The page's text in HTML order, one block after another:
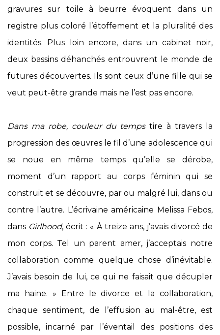
gravures sur toile à beurre évoquent dans un
registre plus coloré l’étoffement et la pluralité des
identités. Plus loin encore, dans un cabinet noir,
deux bassins déhanchés entrouvrent le monde de
futures découvertes. Ils sont ceux d’une fille qui se
veut peut-être grande mais ne l’est pas encore.
Dans ma robe, couleur du tempstire à travers la
progression des œuvres le fil d’une adolescence qui
se noue en même temps qu’elle se dérobe,
moment d’un rapport au corps féminin qui se
construit et se découvre, par ou malgré lui, dans ou
contre l’autre. L’écrivaine américaine Melissa Febos,
dans Girlhood, écrit : « À treize ans, j’avais divorcé de
mon corps. Tel un parent amer, j’acceptais notre
collaboration comme quelque chose d’inévitable.
J’avais besoin de lui, ce qui ne faisait que décupler
ma haine. » Entre le divorce et la collaboration,
chaque sentiment, de l’effusion au mal-être, est
possible, incarné par l’éventail des positions des